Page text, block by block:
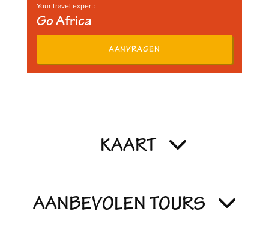
Your travel expert:
Go Africa
AANVRAGEN
KAART
AANBEVOLEN TOURS